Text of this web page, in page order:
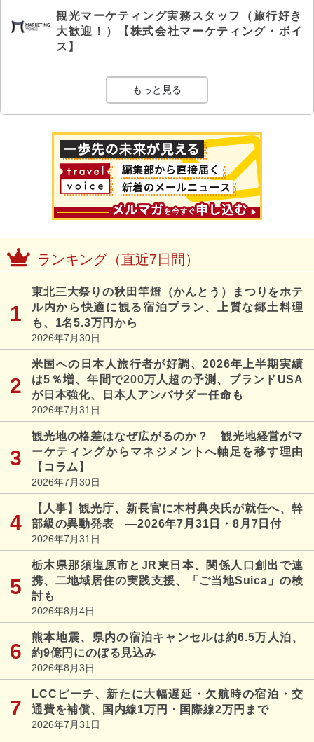
観光マーケティング実務スタッフ（旅行好き
大歓迎！）【株式会社マーケティング・ボイ
ス】
もっと見る
ランキング（直近7日間）
東北三大祭りの秋田竿燈（かんとう）まつりをホテ
ル内から快適に観る宿泊プラン、上質な郷土料理
も、1名5.3万円から
2026年7月30日
米国への日本人旅行者が好調、2026年上半期実績
は5％増、年間で200万人超の予測、ブランドUSA
が日本強化、日本人アンバサダー任命も
2026年7月31日
観光地の格差はなぜ広がるのか？ 観光地経営がマ
ーケティングからマネジメントへ軸足を移す理由
【コラム】
2026年7月30日
【人事】観光庁、新長官に木村典央氏が就任へ、幹
部級の異動発表 ―2026年7月31日・8月7日付
2026年7月31日
栃木県那須塩原市とJR東日本、関係人口創出で連
携、二地域居住の実践支援、「ご当地Suica」の検
討も
2026年8月4日
熊本地震、県内の宿泊キャンセルは約6.5万人泊、
約9億円にのぼる見込み
2026年8月3日
LCCピーチ、新たに大幅遅延・欠航時の宿泊・交
通費を補償、国内線1万円・国際線2万円まで
2026年7月31日